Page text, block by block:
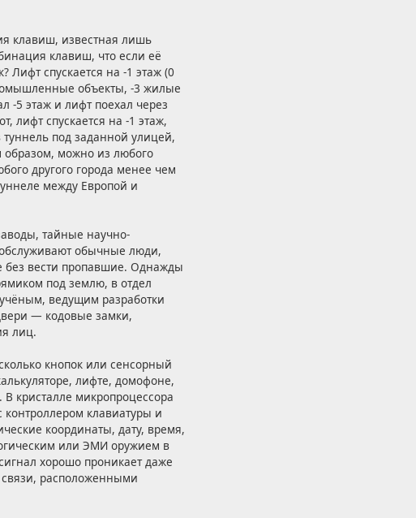
клавиш, известная лишь
клавиш, что если её
Лифт спускается на -1 этаж (0
объекты, -3 жилые
-5 этаж и лифт поехал через
лифт спускается на -1 этаж,
под заданной улицей,
образом, можно из любого
другого города менее чем
между Европой и
тайные научно-
обычные люди,
без вести пропавшие. Однажды
под землю, в отдел
ведущим разработки
— кодовые замки,
лиц.
кнопок или сенсорный
лифте, домофоне,
кристалле микропроцессора
контроллером клавиатуры и
координаты, дату, время,
или ЭМИ оружием в
хорошо проникает даже
расположенными